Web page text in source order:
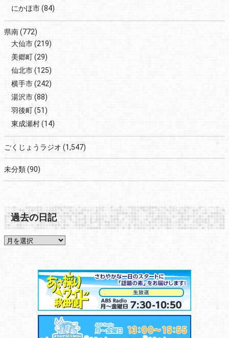
にかほ市(84)
県南(772)
大仙市(219)
美郷町(29)
仙北市(125)
横手市(242)
湯沢市(88)
羽後町(51)
東成瀬村(14)
ごくじょうラジオ (1,547)
未分類(90)
過去の日記